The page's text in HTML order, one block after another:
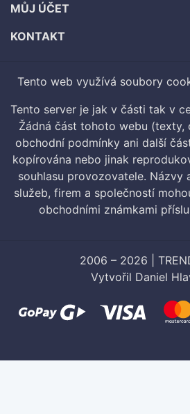
MŮJ ÚČET
KONTAKT
Tento web využívá soubory
Tento server je jak v části tak v
Žádná část tohoto webu (texty,
obchodní podmínky ani další
kopírována nebo jinak
souhlasu provozovatele. Názvy
služeb, firem a společností
obchodními známkami
2006 – 2026 |
Vytvořil Daniel